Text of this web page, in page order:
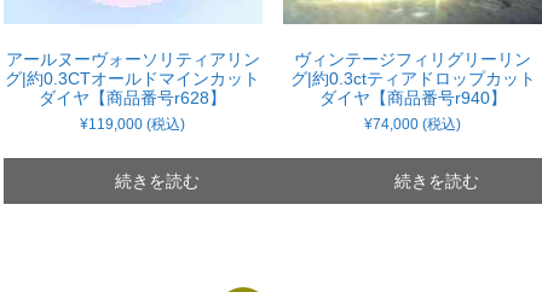
アールヌーヴォーソリティアリン
グ|約0.3CTオールドマインカット
ダイヤ【商品番号r628】
¥119,000 (税込)
続きを読む
ヴィンテージフィリグリーリン
グ|約0.3ctティアドロップカット
ダイヤ【商品番号r940】
¥74,000 (税込)
続きを読む